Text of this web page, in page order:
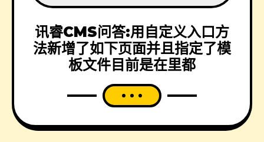
讯睿CMS问答:用自定义入口方
法新增了如下页面并且指定了模
板文件目前是在里都